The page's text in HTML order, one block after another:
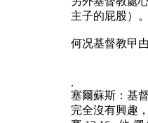
主子的屁股）。
何况基督教曱
.
塞爾蘇斯：基
完全沒有興趣